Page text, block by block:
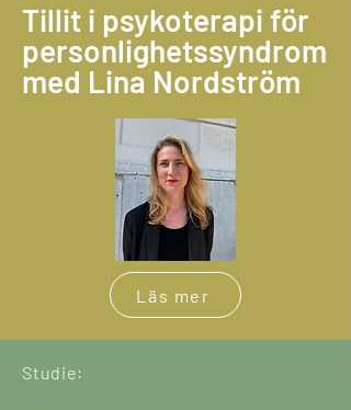
Tillit i psykoterapi för
personlighetssyndrom
med Lina Nordström
Läs mer
Studie: